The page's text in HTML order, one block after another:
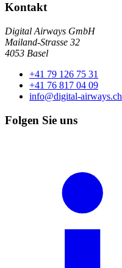
Kontakt
Digital Airways GmbH
Mailand-Strasse 32
4053 Basel
+41 79 126 75 31
+41 76 817 04 09
info@digital-airways.ch
Folgen Sie uns